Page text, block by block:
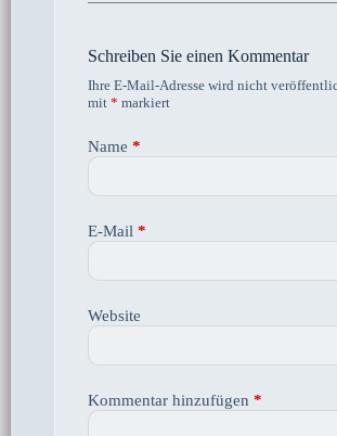
Schreiben Sie einen Kommentar
Ihre E-Mail-Adresse wird nicht
mit * markiert
Name *
E-Mail *
Website
Kommentar hinzufügen *